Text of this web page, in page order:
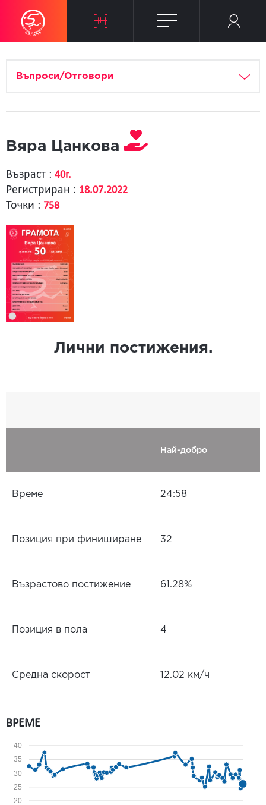
Въпроси/Отговори
Вяра Цанкова
Възраст : 40г.
Регистриран : 18.07.2022
Точки : 758
Лични постижения.
Най-добро
Време 24:58
Позиция при финиширане 32
Възрастово постижение 61.28%
Позиция в пола 4
Средна скорост 12.02 км/ч
ВРЕМЕ
20
25
30
35
40